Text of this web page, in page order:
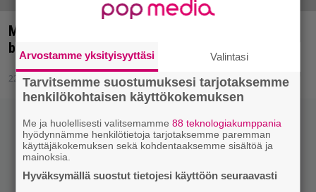
Mikä ihmeen napakettu? Mystinen artisti nousee
bunkkeristaan
22.1.2015 11:12
Arvostamme yksityisyyttäsi Valintasi
Tarvitsemme suostumuksesi tarjotaksemme
henkilökohtaisen käyttökokemuksen
Me ja huolellisesti valitsemamme88 teknologiakumppania
hyödynnämme henkilötietoja tarjotaksemme paremman
käyttäjäkokemuksen sekä kohdentaaksemme sisältöä ja
mainoksia.
Hyväksymällä suostut tietojesi käyttöön seuraavasti